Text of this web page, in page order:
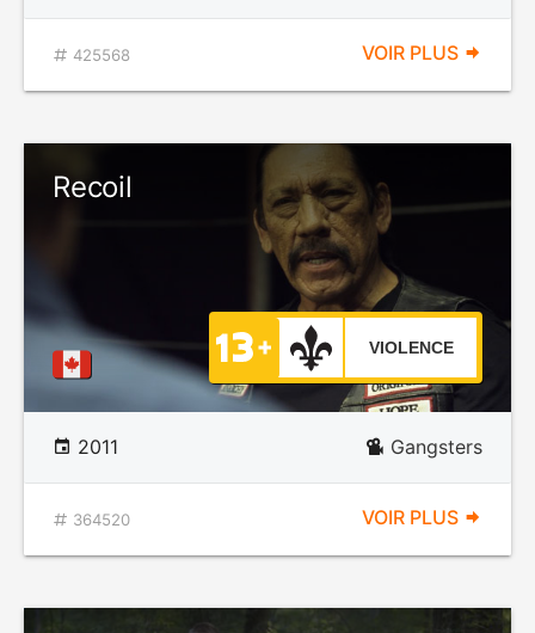
425568 VOIR PLUS
Recoil
VIOLENCE
2011 Gangsters
364520 VOIR PLUS